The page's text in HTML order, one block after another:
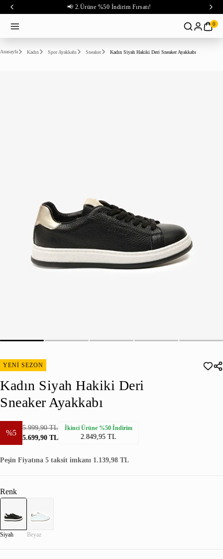
📢 2.Ürüne %50 İndirim Fırsatı!
0
Anasayfa Kadın Spor Ayakkabı Sneaker Kadın Siyah Hakiki Deri Sneaker Ayakkabı
YENİ SEZON
Kadın Siyah Hakiki Deri
Sneaker Ayakkabı
%5
5.999,90 TL
5.699,90 TL
İkinci Ürüne %50 İndirim
2.849,95 TL
Peşin Fiyatına 5 taksit imkanı 1.139,98 TL
Renk
Siyah Beyaz